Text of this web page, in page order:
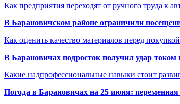
Как предприятия переходят от ручного труда к
В Барановичском районе ограничили
Как оценить качество материалов перед
В Барановичах подросток получил удар
Какие надпрофессиональные навыки стоит
Погода в Барановичах на 25 июня: